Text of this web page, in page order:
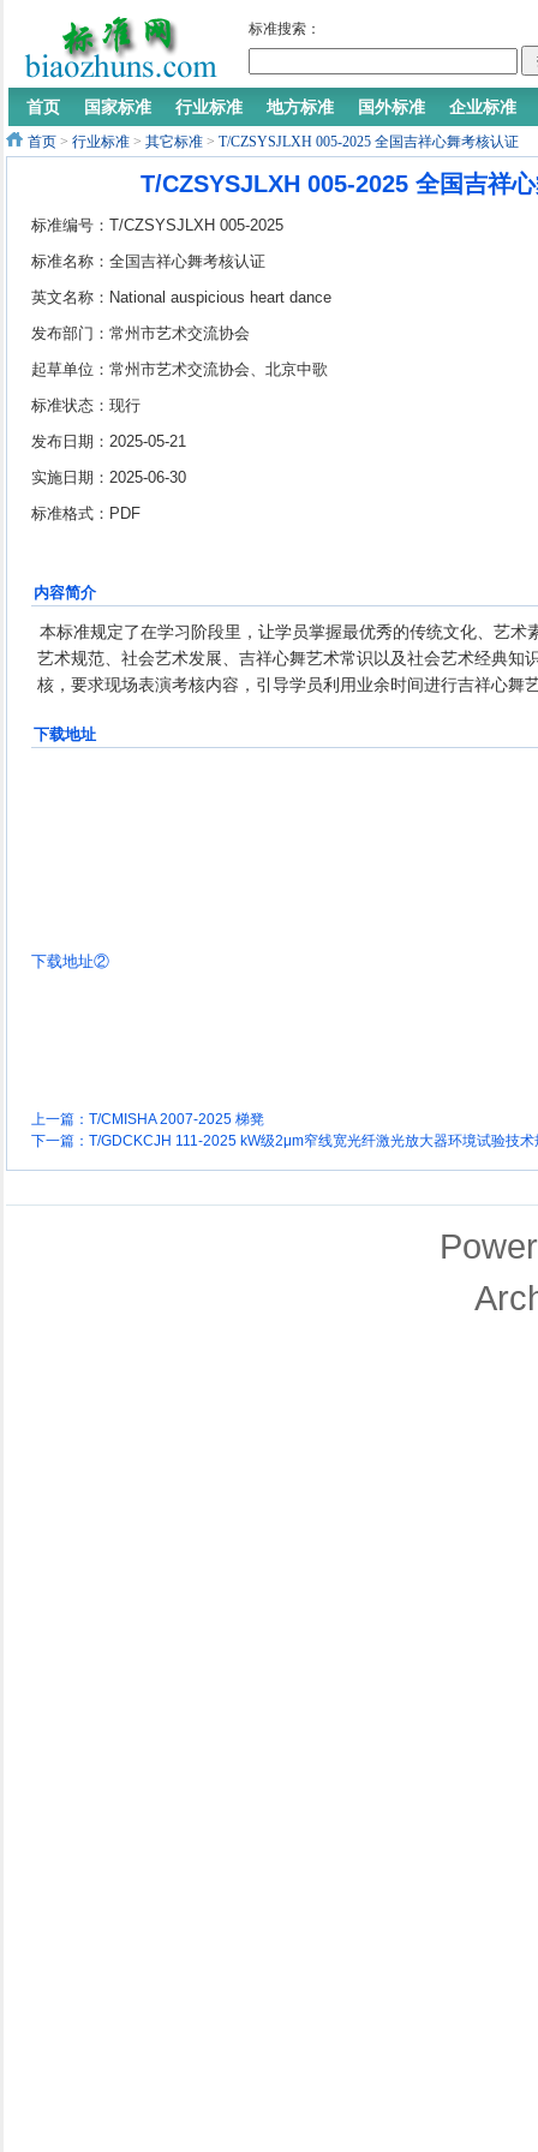
标准搜索：
首页 国家标准 行业标准 地方标准 国外标准 企业标准
首页 > 行业标准 > 其它标准 > T/CZSYSJLXH 005-2025 全国吉祥心舞考核认证
T/CZSYSJLXH 005-2025 全国吉祥
标准编号：T/CZSYSJLXH 005-2025
标准名称：全国吉祥心舞考核认证
英文名称：National auspicious heart dance
assessment certification
发布部门：常州市艺术交流协会
起草单位：常州市艺术交流协会、北京中歌
艺术院
标准状态：现行
发布日期：2025-05-21
实施日期：2025-06-30
标准格式：PDF
内容简介
本标准规定了在学习阶段里，让学员掌握最优秀的传统文化、艺术
艺术规范、社会艺术发展、吉祥心舞艺术常识以及社会艺术经典知
核，要求现场表演考核内容，引导学员利用业余时间进行吉祥心舞
下载地址
下载地址②
上一篇： T/CMISHA 2007-2025 梯凳
下一篇： T/GDCKCJH 111-2025 kW级2μm窄线宽光纤激光放大器环境试验技术